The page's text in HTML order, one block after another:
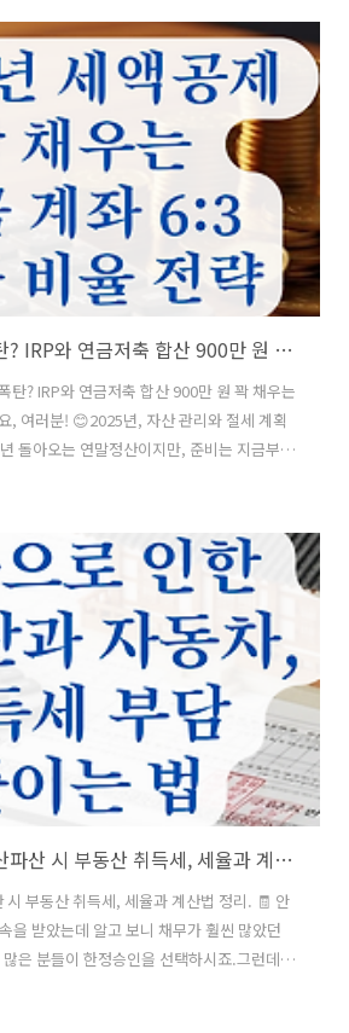
게 계산하는 방법부터합법적으로 세금을 줄
리해 드릴게요! 📝 📋 목차국내 vs 해외, 세
ETF 세금의 진실 (배당소득세 vs 양도세)
예시 🧮필승 절세 전략 1: 손익통산과 250만
배우자 증여 ..
연말정산 환급액 폭탄? IRP와 연금저축 합산 900만 원 꽉 채우는 완벽 공략법.
탄? IRP와 연금저축 합산 900만 원 꽉 채우는
, 여러분! 😊2025년, 자산 관리와 절세 계획
돌아오는 연말정산이지만, 준비는 지금부터
. 하지만 여전히 이 두 가지를 어떻게 조합
로 당길 수 있는지 헷갈리는 분들이 많습
준 세액공제 한도 900만 원을 빈틈없이 채
게 챙기는 황금 비율 전략을 아주 쉽게 정리
해볼까요? 👇 ?..
한정승인 후 상속재산파산 시 부동산 취득세, 세율과 계산법 정리.
시 부동산 취득세, 세율과 계산법 정리. 🧾 안
을 받았는데 알고 보니 채무가 훨씬 많았던
은 분들이 한정승인을 선택하시죠.그런데
는 내야 한다? 😨 오늘은 한정승인 후 상속